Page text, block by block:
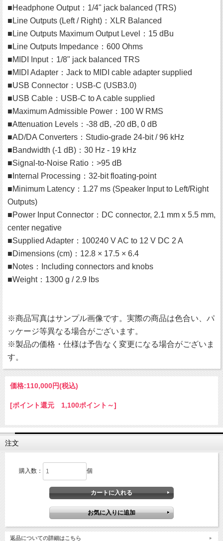
■Headphone Output：1/4" jack balanced (TRS)
■Line Outputs (Left / Right)：XLR Balanced
■Line Outputs Maximum Output Level：15 dBu
■Line Outputs Impedance：600 Ohms
■MIDI Input：1/8" jack balanced TRS
■MIDI Adapter：Jack to MIDI cable adapter supplied
■USB Connector：USB-C (USB3.0)
■USB Cable：USB-C to A cable supplied
■Maximum Admissible Power：100 W RMS
■Attenuation Levels：-38 dB, -20 dB, 0 dB
■AD/DA Converters：Studio-grade 24-bit / 96 kHz
■Bandwidth (-1 dB)：30 Hz - 19 kHz
■Signal-to-Noise Ratio：>95 dB
■Internal Processing：32-bit floating-point
■Minimum Latency：1.27 ms (Speaker Input to Left/Right
Outputs)
■Power Input Connector：DC connector, 2.1 mm x 5.5 mm,
center negative
■Supplied Adapter：100240 V AC to 12 V DC 2 A
■Dimensions (cm)：12.8 × 17.5 × 6.4
■Notes：Including connectors and knobs
■Weight：1300 g / 2.9 lbs
※商品写真はサンプル画像です。実際の商品は色合い、パ
ッケージ等異なる場合がございます。
※製品の価格・仕様は予告なく変更になる場合がございま
す。
価格:110,000円(税込)
[ポイント還元 1,100ポイント～]
注文
購入数： 個
返品についての詳細はこちら